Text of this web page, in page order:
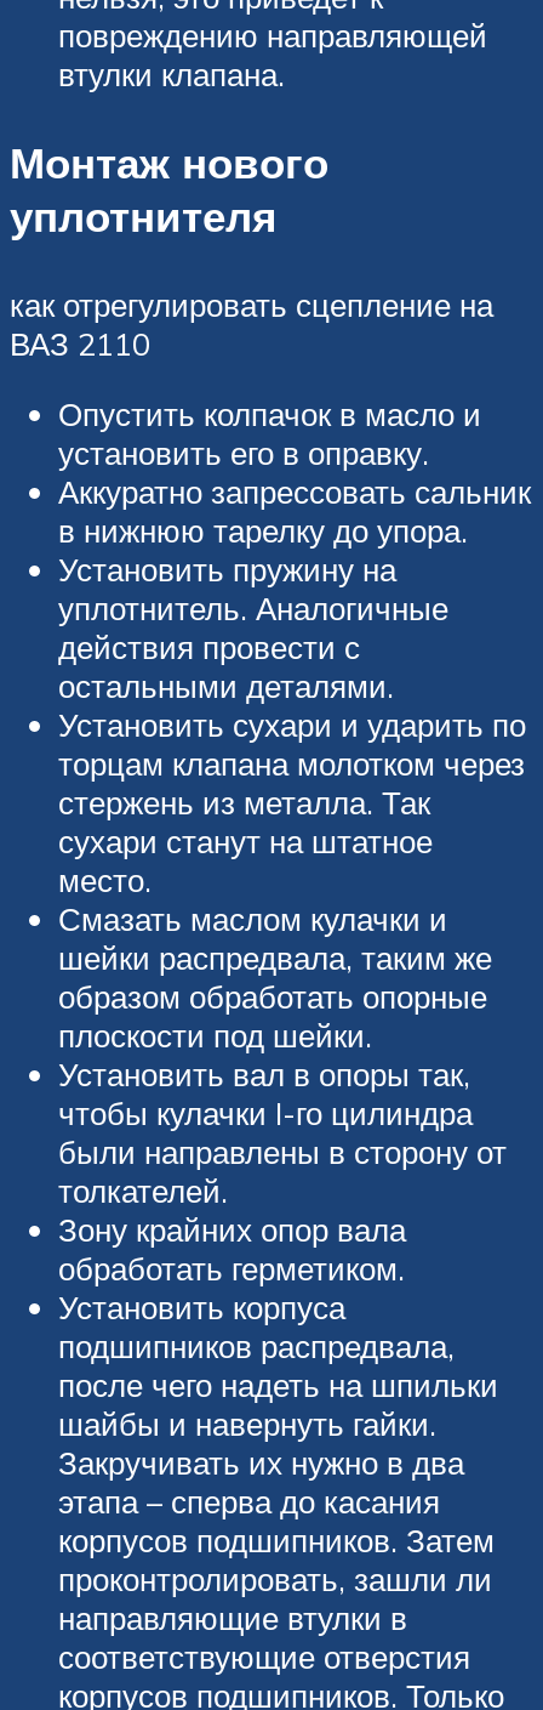
повреждению направляющей
втулки клапана.
Монтаж нового
уплотнителя
как отрегулировать сцепление на
ВАЗ 2110
Опустить колпачок в масло и
установить его в оправку.
Аккуратно запрессовать сальник
в нижнюю тарелку до упора.
Установить пружину на
уплотнитель. Аналогичные
действия провести с
остальными деталями.
Установить сухари и ударить по
торцам клапана молотком через
стержень из металла. Так
сухари станут на штатное
место.
Смазать маслом кулачки и
шейки распредвала, таким же
образом обработать опорные
плоскости под шейки.
Установить вал в опоры так,
чтобы кулачки I-го цилиндра
были направлены в сторону от
толкателей.
Зону крайних опор вала
обработать герметиком.
Установить корпуса
подшипников распредвала,
после чего надеть на шпильки
шайбы и навернуть гайки.
Закручивать их нужно в два
этапа – сперва до касания
корпусов подшипников. Затем
проконтролировать, зашли ли
направляющие втулки в
соответствующие отверстия
корпусов подшипников. Только